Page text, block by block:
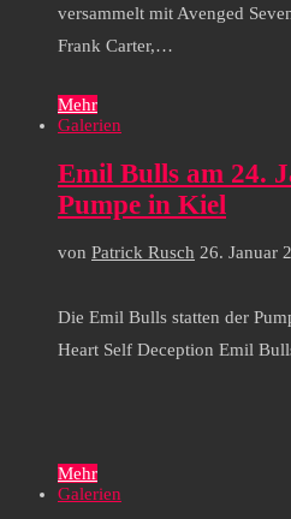
versammelt mit Avenged
Frank Carter,…
Mehr
Galerien
Emil Bulls am 24.
Pumpe in Kiel
von Patrick Rusch 26. Januar
Die Emil Bulls statten der
Heart Self Deception Emil
Mehr
Galerien